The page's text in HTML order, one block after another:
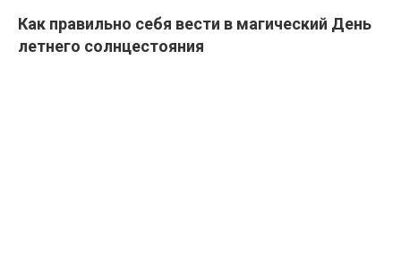
Как правильно себя вести в магический День
летнего солнцестояния